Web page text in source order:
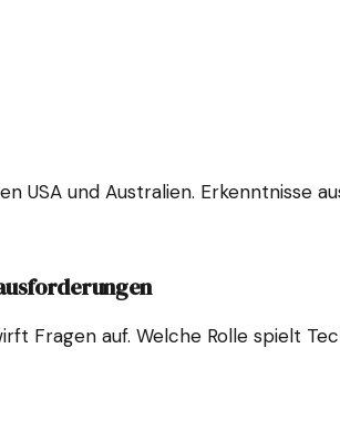
und Australien. Erkenntnisse
Fragen auf. Welche Rolle spielt